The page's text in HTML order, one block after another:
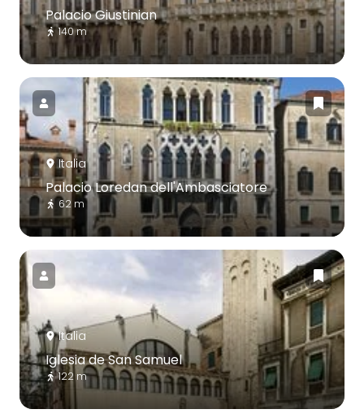
Palacio Giustinian
140 m
Italia
Palacio Loredan dell'Ambasciatore
62 m
Italia
Iglesia de San Samuel
122 m